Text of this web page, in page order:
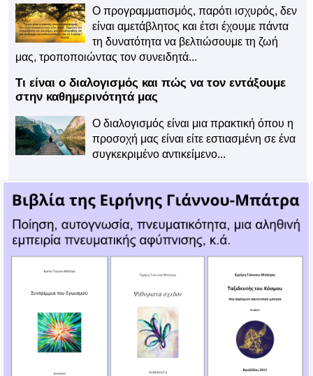
Ο προγραμματισμός, παρότι ισχυρός, δεν
είναι αμετάβλητος και έτσι έχουμε πάντα
τη δυνατότητα να βελτιώσουμε τη ζωή
μας, τροποποιώντας τον συνειδητά...
Τι είναι ο διαλογισμός και πώς να τον εντάξουμε
στην καθημερινότητά μας
Ο διαλογισμός είναι μια πρακτική όπου η
προσοχή μας είναι είτε εστιασμένη σε ένα
συγκεκριμένο αντικείμενο...